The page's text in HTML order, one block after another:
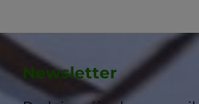
Newsletter